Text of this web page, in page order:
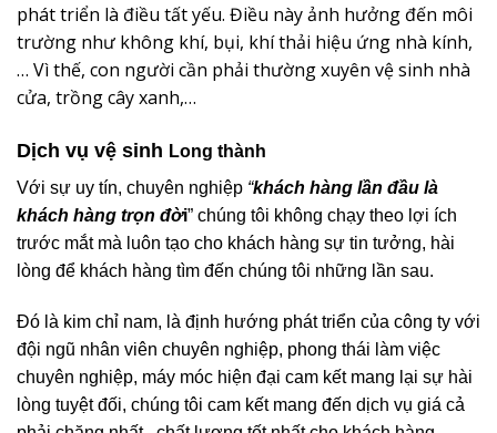
phát triển là điều tất yếu. Điều này ảnh hưởng đến môi
trường như không khí, bụi, khí thải hiệu ứng nhà kính,
… Vì thế, con người cần phải thường xuyên vệ sinh nhà
cửa, trồng cây xanh,…
Dịch vụ vệ sinh Long thành
Với sự uy tín, chuyên nghiệp “khách hàng lần đầu là
khách hàng trọn đời” chúng tôi không chạy theo lợi ích
trước mắt mà luôn tạo cho khách hàng sự tin tưởng, hài
lòng để khách hàng tìm đến chúng tôi những lần sau.
Đó là kim chỉ nam, là định hướng phát triển của công ty với
đội ngũ nhân viên chuyên nghiệp, phong thái làm việc
chuyên nghiệp, máy móc hiện đại cam kết mang lại sự hài
lòng tuyệt đối, chúng tôi cam kết mang đến dịch vụ giá cả